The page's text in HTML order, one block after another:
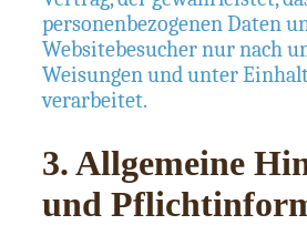
personenbezogenen Daten
Websitebesucher nur nach
Weisungen und unter
verarbeitet.
3. Allgemeine
und